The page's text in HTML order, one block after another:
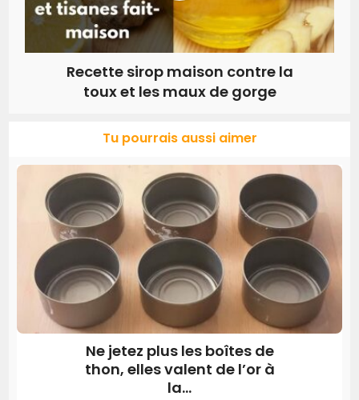
Recette sirop maison contre la
toux et les maux de gorge
Tu pourrais aussi aimer
Ne jetez plus les boîtes de
thon, elles valent de l’or à
la...